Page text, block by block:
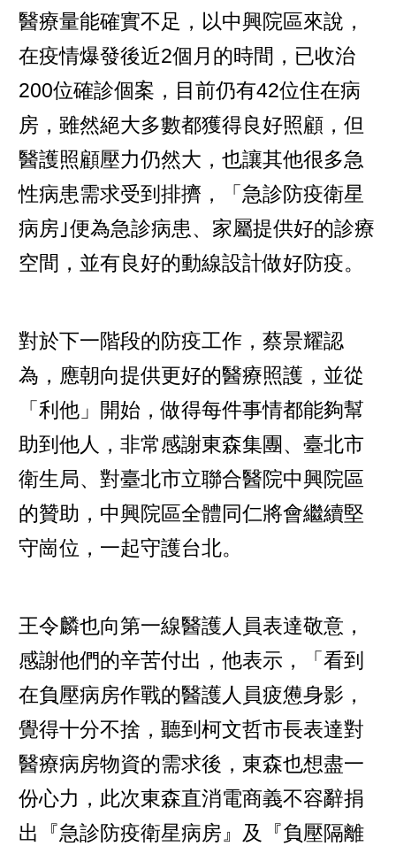
醫療量能確實不足，以中興院區來說，
在疫情爆發後近2個月的時間，已收治
200位確診個案，目前仍有42位住在病
房，雖然絕大多數都獲得良好照顧，但
醫護照顧壓力仍然大，也讓其他很多急
性病患需求受到排擠，「急診防疫衛星
病房｣便為急診病患、家屬提供好的診療
空間，並有良好的動線設計做好防疫。
對於下一階段的防疫工作，蔡景耀認
為，應朝向提供更好的醫療照護，並從
「利他」開始，做得每件事情都能夠幫
助到他人，非常感謝東森集團、臺北市
衛生局、對臺北市立聯合醫院中興院區
的贊助，中興院區全體同仁將會繼續堅
守崗位，一起守護台北。
王令麟也向第一線醫護人員表達敬意，
感謝他們的辛苦付出，他表示，「看到
在負壓病房作戰的醫護人員疲憊身影，
覺得十分不捨，聽到柯文哲市長表達對
醫療病房物資的需求後，東森也想盡一
份心力，此次東森直消電商義不容辭捐
出『急診防疫衛星病房』及『負壓隔離